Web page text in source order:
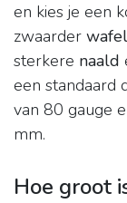
en kies je een
zwaarder
sterkere naald
een standaard
van 80 gauge
mm.
Hoe groot